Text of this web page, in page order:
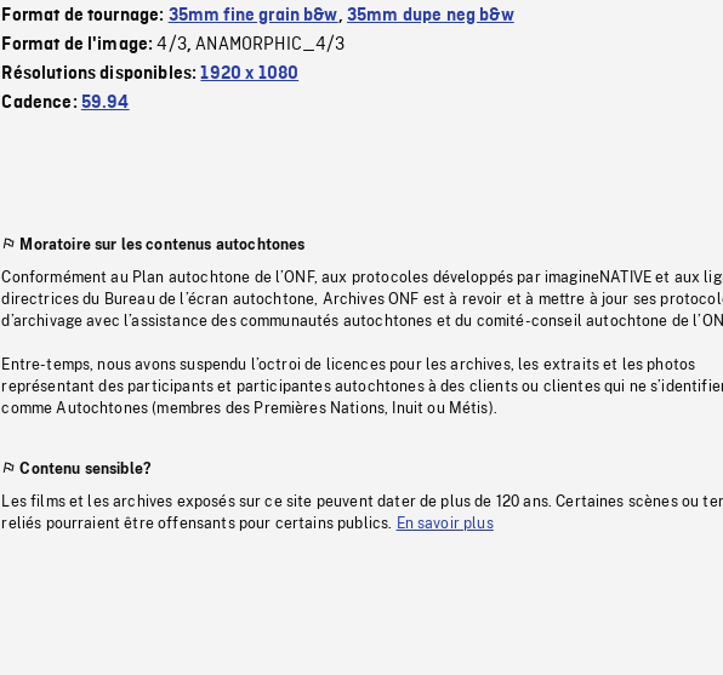
Format de tournage: 35mm fine grain b&w, 35mm dupe neg b&w
Format de l'image:4/3,ANAMORPHIC_4/3
Résolutions disponibles:1920 x 1080
Cadence: 59.94
Moratoire sur les contenus autochtones
Conformément au Plan autochtone de l’ONF, aux protocoles développés par imagineNATIVE et aux
directrices du Bureau de l’écran autochtone, Archives ONF est à revoir et à mettre à jour ses
d’archivage avec l’assistance des communautés autochtones et du comité-conseil autochtone de
Entre-temps, nous avons suspendu l’octroi de licences pour les archives, les extraits et les photos
représentant des participants et participantes autochtones à des clients ou clientes qui ne
comme Autochtones (membres des Premières Nations, Inuit ou Métis).
Contenu sensible?
Les films et les archives exposés sur ce site peuvent dater de plus de 120 ans. Certaines scènes ou
reliés pourraient être offensants pour certains publics.
En savoir plus